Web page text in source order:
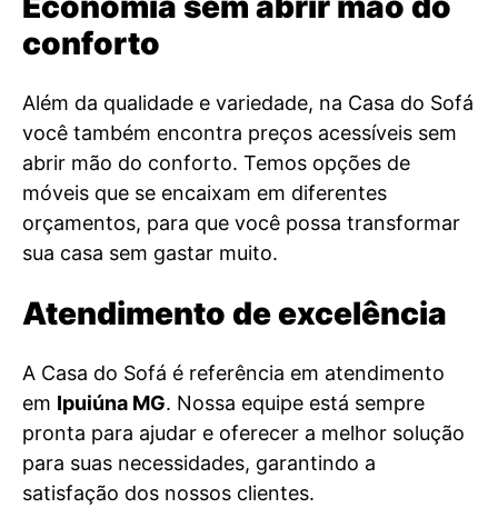
conforto
Além da qualidade e variedade, na Casa do Sofá
você também encontra preços acessíveis sem
abrir mão do conforto. Temos opções de
móveis que se encaixam em diferentes
orçamentos, para que você possa transformar
sua casa sem gastar muito.
Atendimento de excelência
A Casa do Sofá é referência em atendimento
em Ipuiúna MG. Nossa equipe está sempre
pronta para ajudar e oferecer a melhor solução
para suas necessidades, garantindo a
satisfação dos nossos clientes.